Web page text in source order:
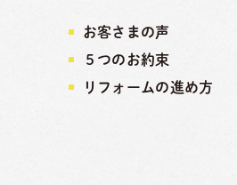
お客さまの声
５つのお約束
リフォームの進め方